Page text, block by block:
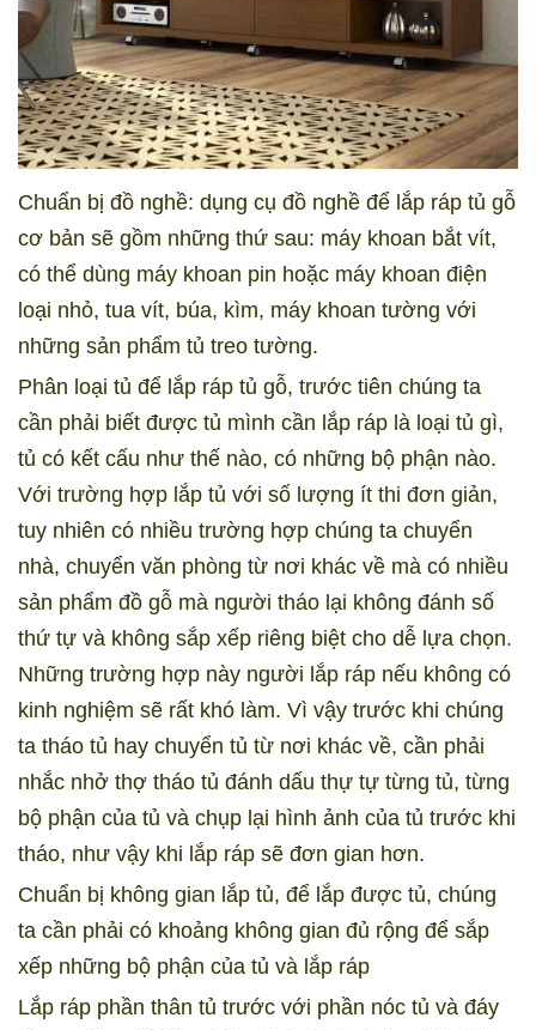
Chuẩn bị đồ nghề: dụng cụ đồ nghề để lắp ráp tủ gỗ
cơ bản sẽ gồm những thứ sau: máy khoan bắt vít,
có thể dùng máy khoan pin hoặc máy khoan điện
loại nhỏ, tua vít, búa, kìm, máy khoan tường với
những sản phẩm tủ treo tường.
Phân loại tủ để lắp ráp tủ gỗ, trước tiên chúng ta
cần phải biết được tủ mình cần lắp ráp là loại tủ gì,
tủ có kết cấu như thế nào, có những bộ phận nào.
Với trường hợp lắp tủ với số lượng ít thi đơn giản,
tuy nhiên có nhiều trường hợp chúng ta chuyển
nhà, chuyển văn phòng từ nơi khác về mà có nhiều
sản phẩm đồ gỗ mà người tháo lại không đánh số
thứ tự và không sắp xếp riêng biệt cho dễ lựa chọn.
Những trường hợp này người lắp ráp nếu không có
kinh nghiệm sẽ rất khó làm. Vì vậy trước khi chúng
ta tháo tủ hay chuyển tủ từ nơi khác về, cần phải
nhắc nhở thợ tháo tủ đánh dấu thự tự từng tủ, từng
bộ phận của tủ và chụp lại hình ảnh của tủ trước khi
tháo, như vậy khi lắp ráp sẽ đơn gian hơn.
Chuẩn bị không gian lắp tủ, để lắp được tủ, chúng
ta cần phải có khoảng không gian đủ rộng để sắp
xếp những bộ phận của tủ và lắp ráp
Lắp ráp phần thân tủ trước với phần nóc tủ và đáy